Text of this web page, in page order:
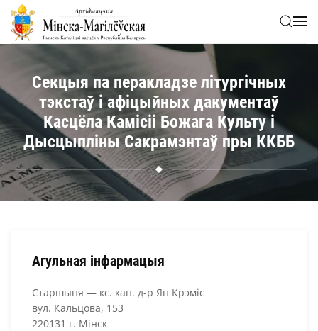
Skip to main content
Секцыя па перакладзе літургічных
тэкстаў і афіцыйных дакументаў
Касцёла Камісіі Божага Культу і
Дысцыпліны Сакрамэнтаў пры ККББ
Агульная інфармацыя
Старшыня — кс. кан. д-р Ян Крэміс
вул. Кальцова, 153
220131 г. Мінск